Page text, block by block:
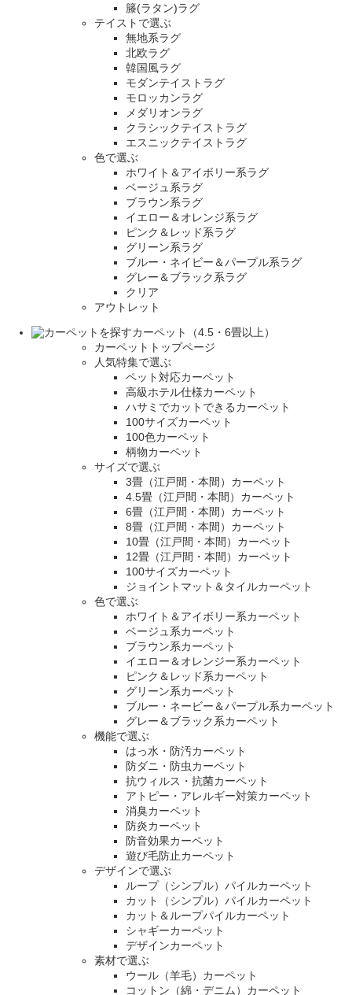
籐(ラタン)ラグ
テイストで選ぶ
無地系ラグ
北欧ラグ
韓国風ラグ
モダンテイストラグ
モロッカンラグ
メダリオンラグ
クラシックテイストラグ
エスニックテイストラグ
色で選ぶ
ホワイト＆アイボリー系ラグ
ベージュ系ラグ
ブラウン系ラグ
イエロー＆オレンジ系ラグ
ピンク＆レッド系ラグ
グリーン系ラグ
ブルー・ネイビー＆パープル系ラグ
グレー＆ブラック系ラグ
クリア
アウトレット
カーペット（4.5・6畳以上）
カーペットトップページ
人気特集で選ぶ
ペット対応カーペット
高級ホテル仕様カーペット
ハサミでカットできるカーペット
100サイズカーペット
100色カーペット
柄物カーペット
サイズで選ぶ
3畳（江戸間・本間）カーペット
4.5畳（江戸間・本間）カーペット
6畳（江戸間・本間）カーペット
8畳（江戸間・本間）カーペット
10畳（江戸間・本間）カーペット
12畳（江戸間・本間）カーペット
100サイズカーペット
ジョイントマット＆タイルカーペット
色で選ぶ
ホワイト＆アイボリー系カーペット
ベージュ系カーペット
ブラウン系カーペット
イエロー＆オレンジー系カーペット
ピンク＆レッド系カーペット
グリーン系カーペット
ブルー・ネービー＆パープル系カーペット
グレー＆ブラック系カーペット
機能で選ぶ
はっ水・防汚カーペット
防ダニ・防虫カーペット
抗ウィルス・抗菌カーペット
アトピー・アレルギー対策カーペット
消臭カーペット
防炎カーペット
防音効果カーペット
遊び毛防止カーペット
デザインで選ぶ
ループ（シンプル）パイルカーペット
カット（シンプル）パイルカーペット
カット＆ループパイルカーペット
シャギーカーペット
デザインカーペット
素材で選ぶ
ウール（羊毛）カーペット
コットン（綿・デニム）カーペット